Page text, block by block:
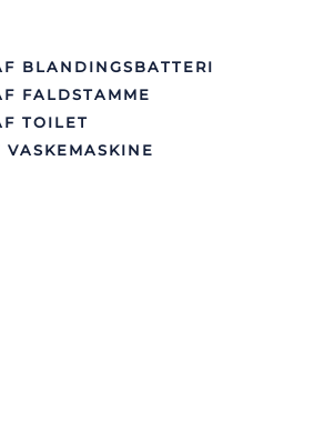
BLANDINGSBATTERI
FALDSTAMME
TOILET